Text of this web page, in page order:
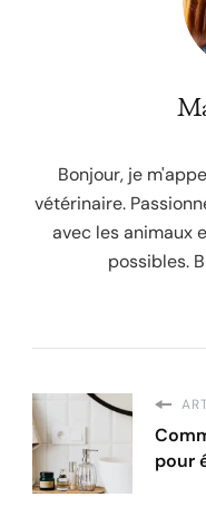
Bonjour, je
vétérinaire.
avec les animaux
possibles.
pour